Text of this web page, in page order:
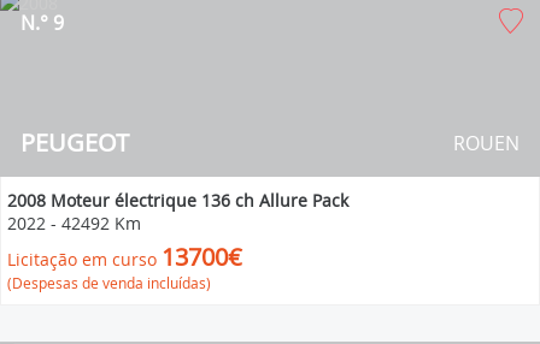
PEUGEOT
N.° 9
ROUEN
2008 Moteur électrique 136 ch Allure Pack
2022 - 42492 Km
Licitação em curso 13700€
(Despesas de venda incluídas)